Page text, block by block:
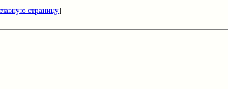
страницу]